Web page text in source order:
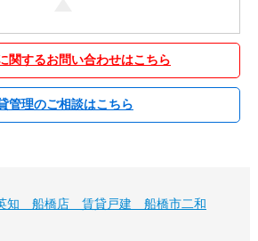
関するお問い合わせはこちら
管理のご相談はこちら
知 船橋店 賃貸戸建 船橋市二和